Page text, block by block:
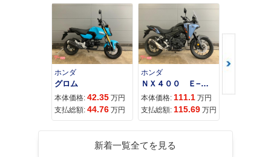
ホンダ
グロム
本体価格: 42.35 万円
支払総額: 44.76 万円
ホンダ
ＮＸ４００ Ｅ−Ｃｌｕｔｃｈ
本体価格: 111.1 万円
支払総額: 115.69 万円
新着一覧全てを見る